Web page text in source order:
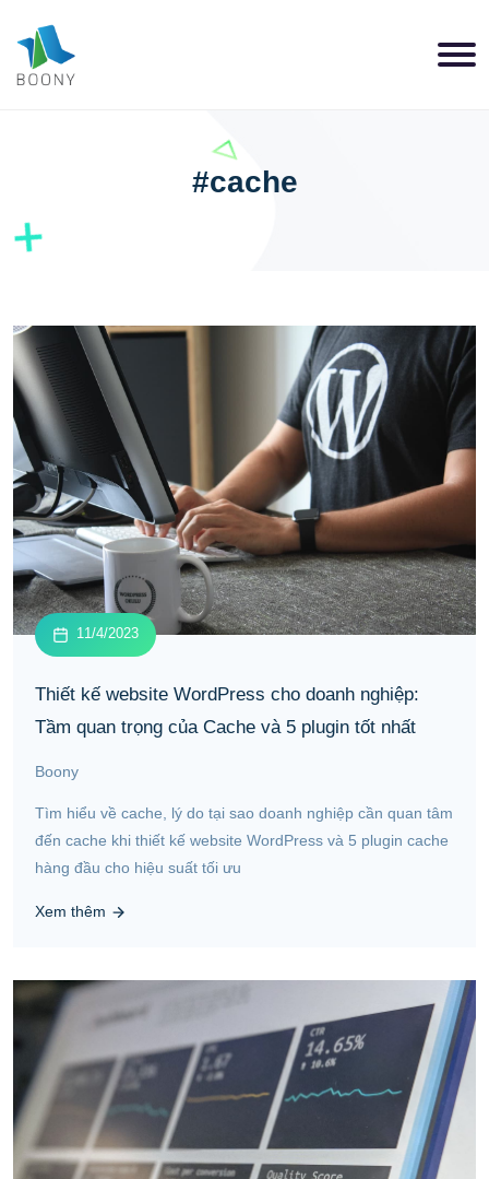
#cache
11/4/2023
Thiết kế website WordPress cho doanh nghiệp:
Tầm quan trọng của Cache và 5 plugin tốt nhất
Boony
Tìm hiểu về cache, lý do tại sao doanh nghiệp cần quan tâm
đến cache khi thiết kế website WordPress và 5 plugin cache
hàng đầu cho hiệu suất tối ưu
Xem thêm